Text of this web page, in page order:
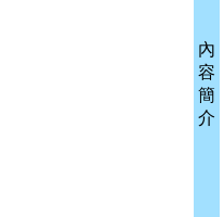
內
容
簡
介